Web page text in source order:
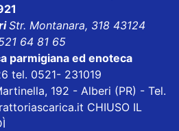
Str. Montanara, 318 43124
64 81 65
parmigiana ed enoteca
tel. 0521- 231019
192 - Alberi (PR) - Tel.
CHIUSO IL